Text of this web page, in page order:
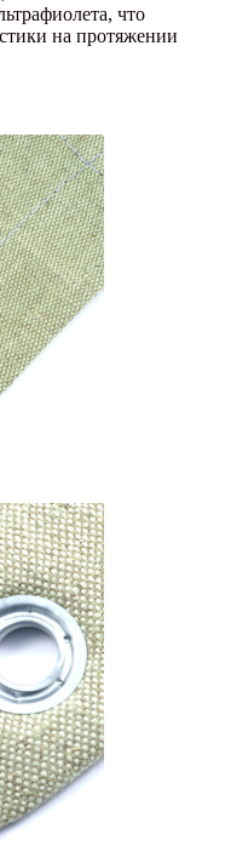
что
на протяжении